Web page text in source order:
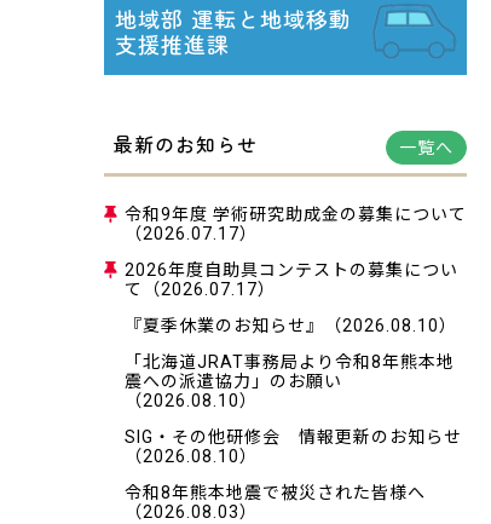
地域部 運転と地域移動
支援推進課
最新のお知らせ 一覧へ
令和9年度 学術研究助成金の募集について
（2026.07.17）
2026年度自助具コンテストの募集につい
て
（2026.07.17）
『夏季休業のお知らせ』
（2026.08.10）
「北海道JRAT事務局より令和8年熊本地
震への派遣協力」のお願い
（2026.08.10）
SIG・その他研修会 情報更新のお知らせ
（2026.08.10）
令和8年熊本地震で被災された皆様へ
（2026.08.03）